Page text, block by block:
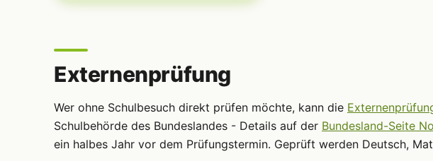
Externenprüfung
Wer ohne Schulbesuch direkt prüfen möchte, kann die
Schulbehörde des Bundeslandes - Details auf der Bundesland-Seite
ein halbes Jahr vor dem Prüfungstermin. Geprüft werden Deutsch,